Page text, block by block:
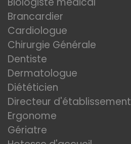
Brancardier
Cardiologue
Chirurgie Générale
Dentiste
Dermatologue
Diététicien
Directeur d'établissement
Ergonome
Gériatre